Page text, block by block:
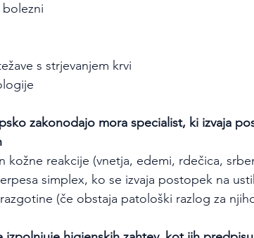
s strjevanjem krvi
zakonodajo mora specialist, ki izvaja
kožne reakcije (vnetja, edemi, rdečica,
simplex, ko se izvaja postopek na
(če obstaja patološki razlog za